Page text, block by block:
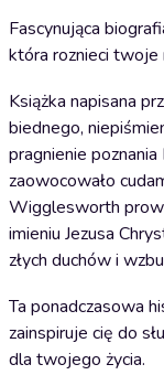
Fascynująca
która roznieci twoje
Książka napisana
biednego,
pragnienie
zaowocowało
Wigglesworth
imieniu Jezusa
złych duchów i
Ta ponadczasowa
zainspiruje cię do
dla twojego życia.